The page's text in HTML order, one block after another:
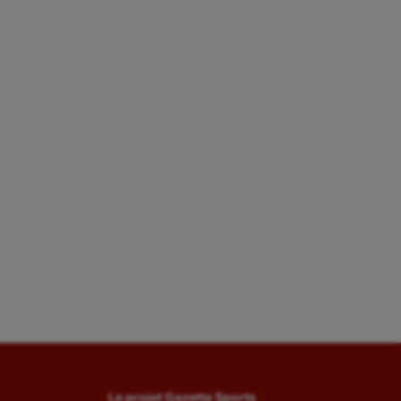
Le projet Gazette Sports